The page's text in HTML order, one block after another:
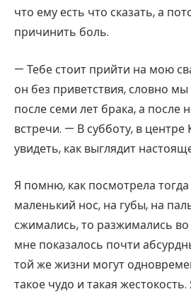
что ему есть что сказать, а
причинить боль.
— Тебе стоит прийти на мою
он без приветствия, словно мы
после семи лет брака, а после
встречи. — В субботу, в
увидеть, как выглядит
Я помню, как посмотрела
маленький нос, на губы, на
сжимались, то разжимались во
мне показалось почти
той же жизни могут
такое чудо и такая